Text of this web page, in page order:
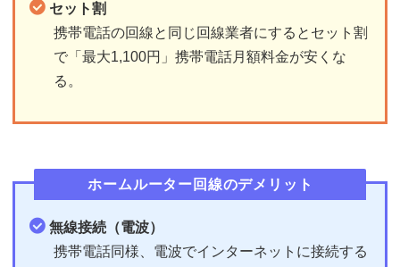
セット割
携帯電話の回線と同じ回線業者にするとセット割
で「最大1,100円」携帯電話月額料金が安くな
る。
ホームルーター回線のデメリット
無線接続（電波）
携帯電話同様、電波でインターネットに接続する